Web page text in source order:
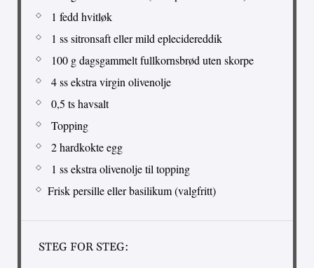
1 fedd hvitløk
1 ss sitronsaft eller mild eplecidereddik
100 g dagsgammelt fullkornsbrød uten skorpe
4 ss ekstra virgin olivenolje
0,5 ts havsalt
Topping
2 hardkokte egg
1 ss ekstra olivenolje til topping
Frisk persille eller basilikum (valgfritt)
STEG FOR STEG: